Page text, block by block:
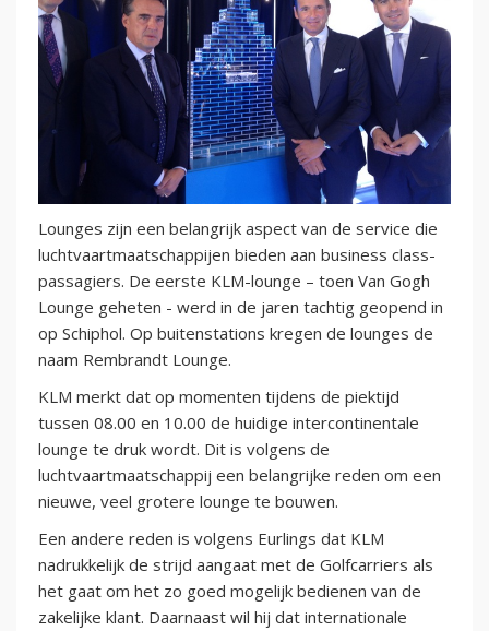
Lounges zijn een belangrijk aspect van de service die
luchtvaartmaatschappijen bieden aan business class-
passagiers. De eerste KLM-lounge – toen Van Gogh
Lounge geheten - werd in de jaren tachtig geopend in
op Schiphol. Op buitenstations kregen de lounges de
naam Rembrandt Lounge.
KLM merkt dat op momenten tijdens de piektijd
tussen 08.00 en 10.00 de huidige intercontinentale
lounge te druk wordt. Dit is volgens de
luchtvaartmaatschappij een belangrijke reden om een
nieuwe, veel grotere lounge te bouwen.
Een andere reden is volgens Eurlings dat KLM
nadrukkelijk de strijd aangaat met de Golfcarriers als
het gaat om het zo goed mogelijk bedienen van de
zakelijke klant. Daarnaast wil hij dat internationale